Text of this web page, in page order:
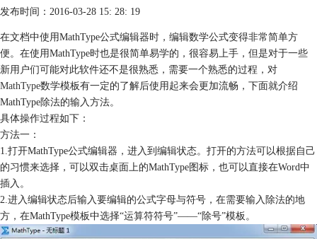
发布时间：2016-03-28 15: 28: 19
在文档中使用MathType公式编辑器时，编辑数学公式变得非常简单方
便。在使用MathType时也是很简单易学的，很容易上手，但是对于一些
新用户们可能对此软件还不是很熟悉，需要一个熟悉的过程，对
MathType数学模板有一定的了解后使用起来会更加流畅，下面就介绍
MathType除法的输入方法。
具体操作过程如下：
方法一：
1.打开MathType公式编辑器，进入到编辑状态。打开的方法可以根据自己
的习惯来选择，可以双击桌面上的MathType图标，也可以直接在Word中
插入。
2.进入编辑状态后输入要编辑的公式字母与符号，在需要输入除法的地
方，在MathType模板中选择“运算符符号”——“除号”模板。